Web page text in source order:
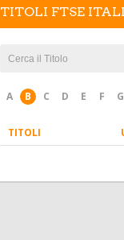
TITOLI FTSE
A B C D E F G
TITOLI